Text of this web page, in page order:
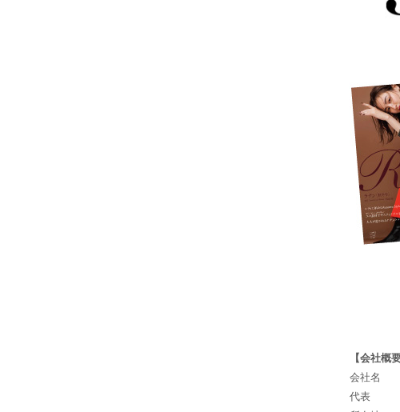
【会社概要
会社名
代表